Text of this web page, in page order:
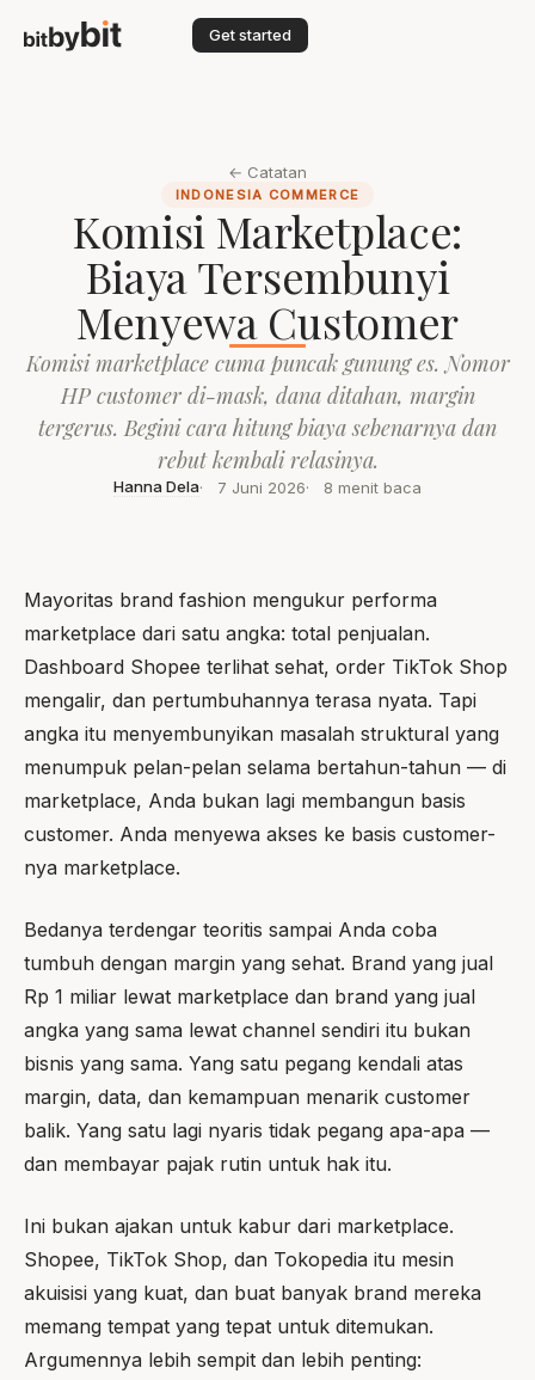
Get started
← Catatan
INDONESIA COMMERCE
Komisi Marketplace:
Biaya Tersembunyi
Menyewa Customer
Komisi marketplace cuma puncak gunung es. Nomor
HP customer di-mask, dana ditahan, margin
tergerus. Begini cara hitung biaya sebenarnya dan
rebut kembali relasinya.
Hanna Dela 7 Juni 2026 8 menit baca
Mayoritas brand fashion mengukur performa
marketplace dari satu angka: total penjualan.
Dashboard Shopee terlihat sehat, order TikTok Shop
mengalir, dan pertumbuhannya terasa nyata. Tapi
angka itu menyembunyikan masalah struktural yang
menumpuk pelan-pelan selama bertahun-tahun — di
marketplace, Anda bukan lagi membangun basis
customer. Anda menyewa akses ke basis customer-
nya marketplace.
Bedanya terdengar teoritis sampai Anda coba
tumbuh dengan margin yang sehat. Brand yang jual
Rp 1 miliar lewat marketplace dan brand yang jual
angka yang sama lewat channel sendiri itu bukan
bisnis yang sama. Yang satu pegang kendali atas
margin, data, dan kemampuan menarik customer
balik. Yang satu lagi nyaris tidak pegang apa-apa —
dan membayar pajak rutin untuk hak itu.
Ini bukan ajakan untuk kabur dari marketplace.
Shopee, TikTok Shop, dan Tokopedia itu mesin
akuisisi yang kuat, dan buat banyak brand mereka
memang tempat yang tepat untuk ditemukan.
Argumennya lebih sempit dan lebih penting: